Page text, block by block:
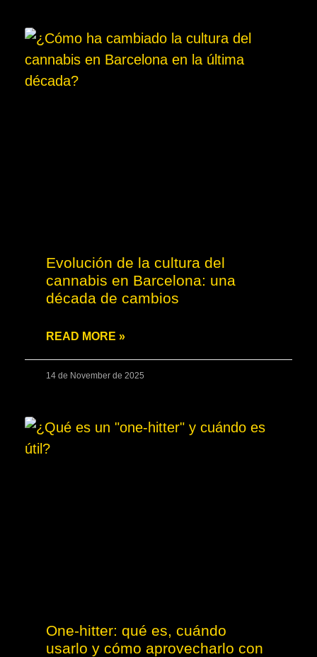
Evolución de la cultura del
cannabis en Barcelona: una
década de cambios
READ MORE »
14 de November de 2025
One-hitter: qué es, cuándo
usarlo y cómo aprovecharlo con